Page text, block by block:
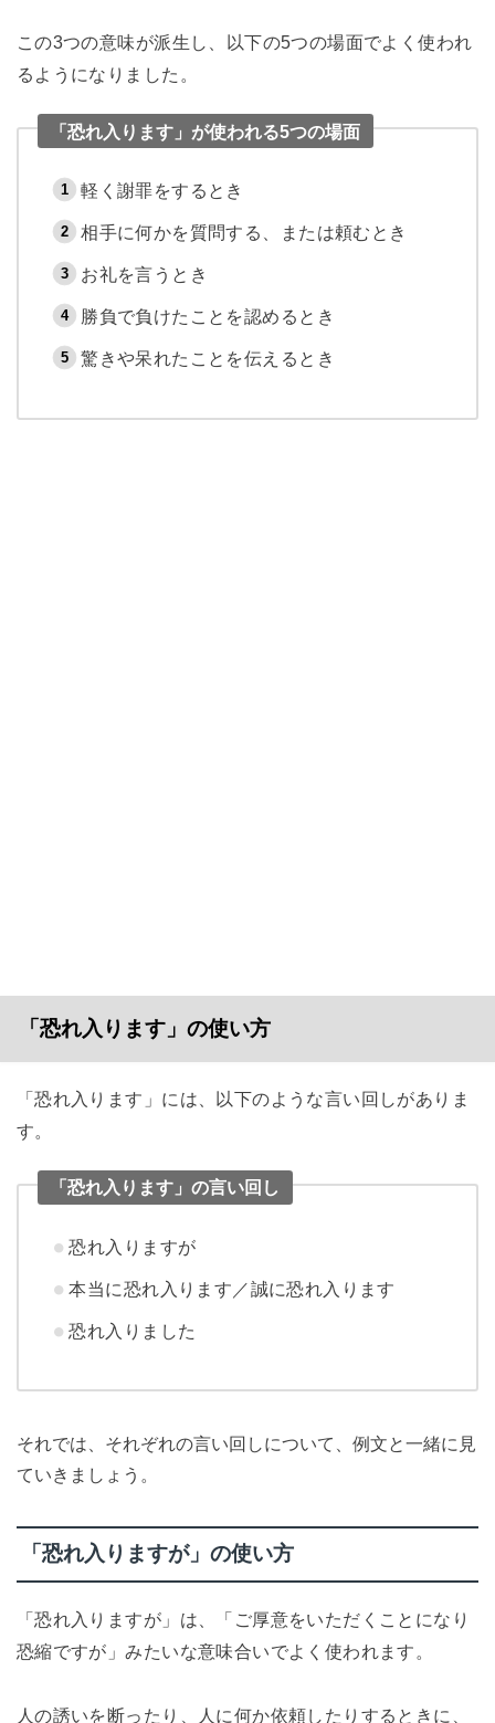
この3つの意味が派生し、以下の5つの場面でよく使われ
るようになりました。
「恐れ入ります」が使われる5つの場面
軽く謝罪をするとき
相手に何かを質問する、または頼むとき
お礼を言うとき
勝負で負けたことを認めるとき
驚きや呆れたことを伝えるとき
「恐れ入ります」の使い方
「恐れ入ります」には、以下のような言い回しがありま
す。
「恐れ入ります」の言い回し
恐れ入りますが
本当に恐れ入ります／誠に恐れ入ります
恐れ入りました
それでは、それぞれの言い回しについて、例文と一緒に見
ていきましょう。
「恐れ入りますが」の使い方
「恐れ入りますが」は、「ご厚意をいただくことになり
恐縮ですが」みたいな意味合いでよく使われます。
人の誘いを断ったり、人に何か依頼したりするときに、